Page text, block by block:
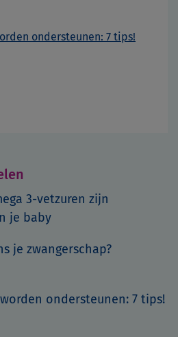
ondersteunen: 7 tips!
3-vetzuren zijn
je baby
je zwangerschap?
ondersteunen: 7 tips!